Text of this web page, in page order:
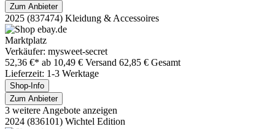
Zum Anbieter
2025 (837474) Kleidung & Accessoires
Marktplatz
Verkäufer: mysweet-secret
52,36 €* ab 10,49 € Versand 62,85 € Gesamt
Lieferzeit: 1-3 Werktage
Shop-Info
Zum Anbieter
3 weitere Angebote anzeigen
2024 (836101) Wichtel Edition